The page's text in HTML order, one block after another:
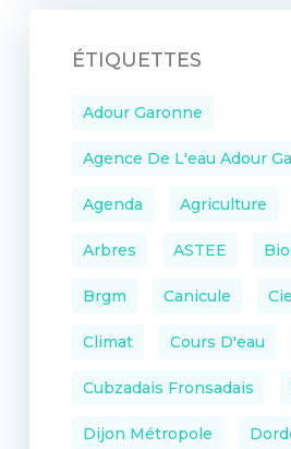
ÉTIQUETTES
Adour Garonne
Agence De L'eau Adour
Agenda Agriculture
Arbres ASTEE
Brgm Canicule
Climat Cours D'eau
Cubzadais Fronsadais
Dijon Métropole